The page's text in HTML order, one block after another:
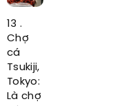
13 .
Chợ
cá
Tsukiji,
Tokyo:
Là chợ